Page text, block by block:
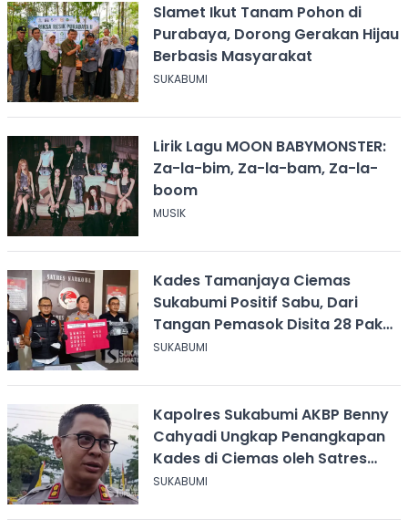
Slamet Ikut Tanam Pohon di
Purabaya, Dorong Gerakan Hijau
Berbasis Masyarakat
SUKABUMI
Lirik Lagu MOON BABYMONSTER:
Za-la-bim, Za-la-bam, Za-la-
boom
MUSIK
Kades Tamanjaya Ciemas
Sukabumi Positif Sabu, Dari
Tangan Pemasok Disita 28 Paket
Narkoba
SUKABUMI
Kapolres Sukabumi AKBP Benny
Cahyadi Ungkap Penangkapan
Kades di Ciemas oleh Satres
Narkoba
SUKABUMI